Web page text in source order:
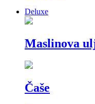
Deluxe
Maslinova
Čaše